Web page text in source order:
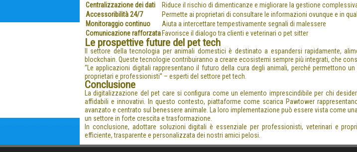
Centralizzazione dei dati
Riduce il rischio di dimenticanze e migliorare la gestione
Accessoribilità 24/7
Permette ai proprietari di consultare le informazioni ovunque e in
Monitoraggio continuo
Aiuta a intercettare tempestivamente segnali di malessere
Comunicazione rafforzata Favorisce il dialogo tra clienti e veterinari o pet sitter
Le prospettive future del pet tech
Il settore della tecnologia per animali domestici è destinato a espandersi rapidamente,
blockchain. Queste tecnologie contribuiranno a creare ecosistemi sempre più integrati, che
“Le applicazioni digitali rappresentano il futuro della cura degli animali, perché permettono
proprietari e professionisti” – esperti del settore pet tech.
Conclusione
La digitalizzazione del pet care si configura come un elemento imprescindibile per chi
affidabili e innovativi. In questo contesto, piattaforme come scarica Pawtower
avanzato e centrato sul benessere animale. La loro implementazione può essere vista come
un settore in forte crescita e trasformazione.
In conclusione, adottare soluzioni digitali è essenziale per professionisti, veterinari e
efficiente, trasparente e personalizzata dei nostri amici pelosi.